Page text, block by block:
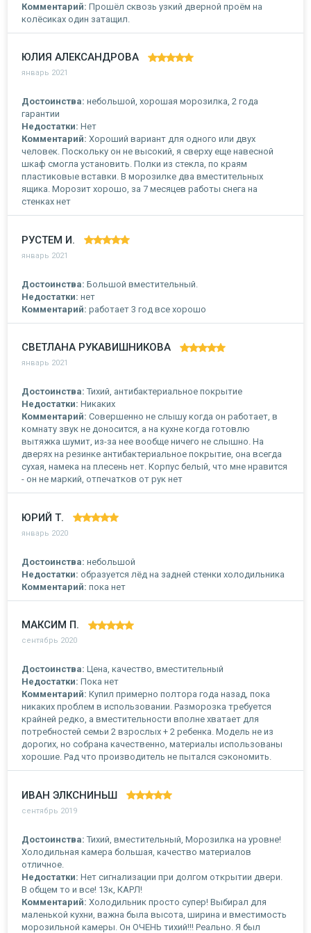
Комментарий: Прошёл сквозь узкий дверной проём на
колёсиках один затащил.
ЮЛИЯ АЛЕКСАНДРОВА
январь 2021
Достоинства: небольшой, хорошая морозилка, 2 года
гарантии
Недостатки: Нет
Комментарий: Хороший вариант для одного или двух
человек. Поскольку он не высокий, я сверху еще навесной
шкаф смогла установить. Полки из стекла, по краям
пластиковые вставки. В морозилке два вместительных
ящика. Морозит хорошо, за 7 месяцев работы снега на
стенках нет
РУСТЕМ И.
январь 2021
Достоинства: Большой вместительный.
Недостатки: нет
Комментарий: работает 3 год все хорошо
СВЕТЛАНА РУКАВИШНИКОВА
январь 2021
Достоинства: Тихий, антибактериальное покрытие
Недостатки: Никаких
Комментарий: Совершенно не слышу когда он работает, в
комнату звук не доносится, а на кухне когда готовлю
вытяжка шумит, из-за нее вообще ничего не слышно. На
дверях на резинке антибактериальное покрытие, она всегда
сухая, намека на плесень нет. Корпус белый, что мне нравится
- он не маркий, отпечатков от рук нет
ЮРИЙ Т.
январь 2020
Достоинства: небольшой
Недостатки: образуется лёд на задней стенки холодильника
Комментарий: пока нет
МАКСИМ П.
сентябрь 2020
Достоинства: Цена, качество, вместительный
Недостатки: Пока нет
Комментарий: Купил примерно полтора года назад, пока
никаких проблем в использовании. Разморозка требуется
крайней редко, а вместительности вполне хватает для
потребностей семьи 2 взрослых + 2 ребенка. Модель не из
дорогих, но собрана качественно, материалы использованы
хорошие. Рад что производитель не пытался сэкономить.
ИВАН ЭЛКСНИНЬШ
сентябрь 2019
Достоинства: Тихий, вместительный, Морозилка на уровне!
Холодильная камера большая, качество материалов
отличное.
Недостатки: Нет сигнализации при долгом открытии двери.
В общем то и все! 13к, КАРЛ!
Комментарий: Холодильник просто супер! Выбирал для
маленькой кухни, важна была высота, ширина и вместимость
морозильной камеры. Он ОЧЕНЬ тихий!!! Реально. Я был